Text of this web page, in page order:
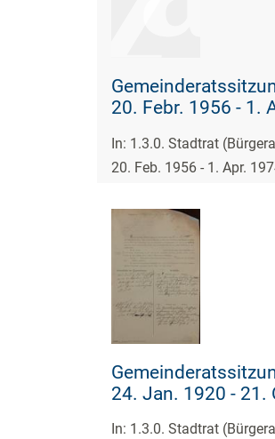
20. Febr. 1956 - 1.
In: 1.3.0. Stadtrat
20. Feb. 1956 - 1. Apr.
24. Jan. 1920 - 21.
In: 1.3.0. Stadtrat